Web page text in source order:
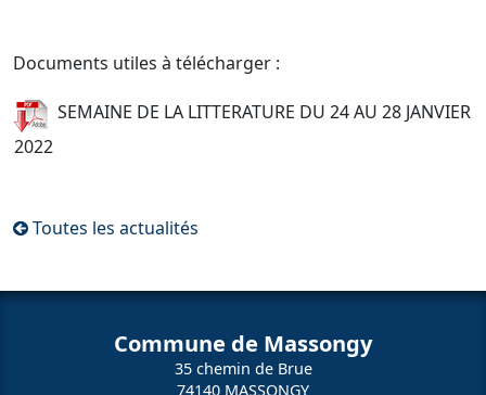
Documents utiles à télécharger :
SEMAINE DE LA LITTERATURE DU 24 AU 28 JANVIER
2022
Toutes les actualités
Commune de Massongy
35 chemin de Brue
74140 MASSONGY